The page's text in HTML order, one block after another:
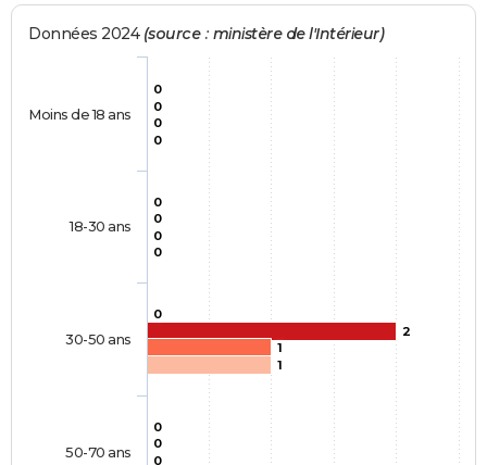
Données 2024 (source : ministère de l'Intérieur)
0
0
0
0
0
0
2
0
0
0
1
0
0
0
1
Moins de 18 ans
18-30 ans
30-50 ans
50-70 ans